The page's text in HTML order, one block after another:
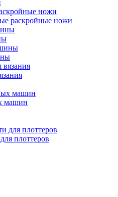
ножи
раскройные ножи
машин
плоттеров